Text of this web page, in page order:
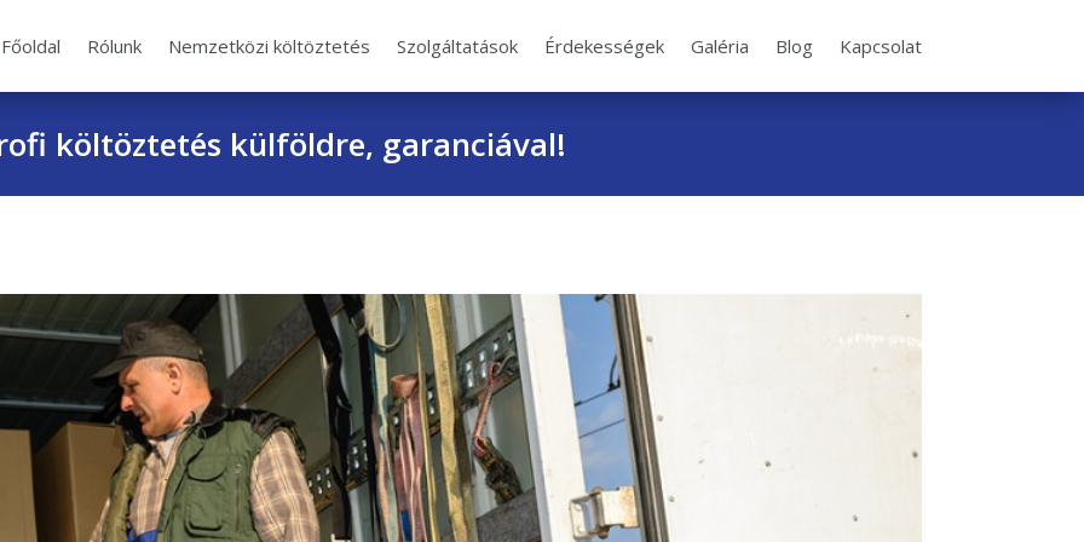
Főoldal Rólunk Nemzetközi költöztetés Szolgáltatások Érdekességek Galéria Blog Kapcsolat
költöztetés külföldre, garanciával!